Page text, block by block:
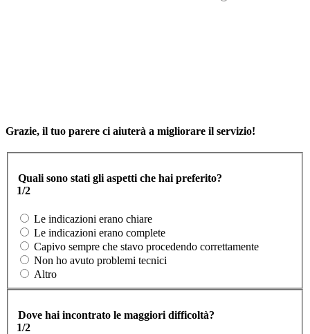
Grazie, il tuo parere ci aiuterà a migliorare il servizio!
Quali sono stati gli aspetti che hai preferito?
1/2
Le indicazioni erano chiare
Le indicazioni erano complete
Capivo sempre che stavo procedendo correttamente
Non ho avuto problemi tecnici
Altro
Dove hai incontrato le maggiori difficoltà?
1/2